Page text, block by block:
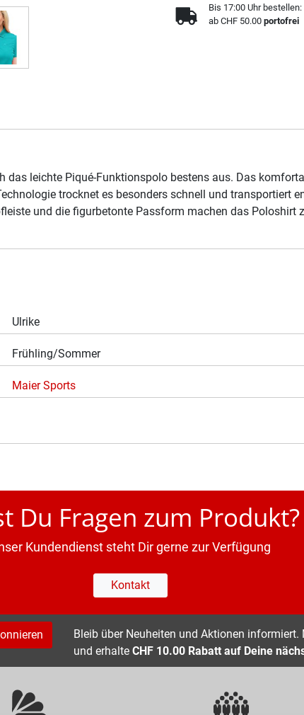
Bis 17:00 Uhr
ab CHF 50.00portofrei
das leichte Piqué-Funktionspolo bestens aus. Das
trocknet es besonders schnell und transportiert
und die figurbetonte Passform machen das Poloshirt
Ulrike
Frühling/Sommer
Maier Sports
Du Fragen zum Produkt?
Kundendienst steht Dir gerne zur Verfügung
Kontakt
Bleib über Neuheiten und Aktionen
und erhalte CHF 10.00 Rabatt auf Deine